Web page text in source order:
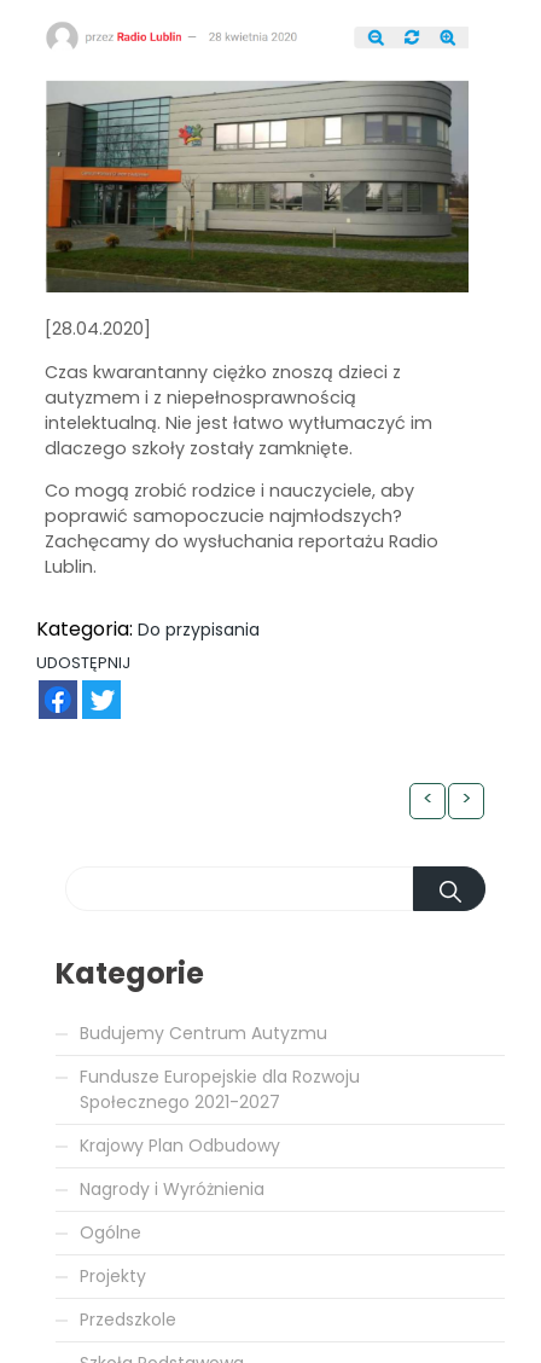
[28.04.2020]
Czas kwarantanny ciężko znoszą dzieci z
autyzmem i z niepełnosprawnością
intelektualną. Nie jest łatwo wytłumaczyć im
dlaczego szkoły zostały zamknięte.
Co mogą zrobić rodzice i nauczyciele, aby
poprawić samopoczucie najmłodszych?
Zachęcamy do wysłuchania reportażu Radio
Lublin.
Kategoria: Do przypisania
UDOSTĘPNIJ
< >
Kategorie
Budujemy Centrum Autyzmu
Fundusze Europejskie dla Rozwoju
Społecznego 2021-2027
Krajowy Plan Odbudowy
Nagrody i Wyróżnienia
Ogólne
Projekty
Przedszkole